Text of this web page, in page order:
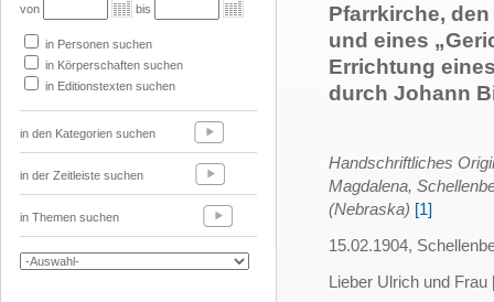
von bis
in Personen suchen
in Körperschaften suchen
in Editionstexten suchen
in den Kategorien suchen
in der Zeitleiste suchen
in Themen suchen
Pfarrkirche,
und eines
Errichtung
durch Johann
Handschriftliches
Magdalena,
(Nebraska) [1]
15.02.1904,
Lieber Ulrich und Frau